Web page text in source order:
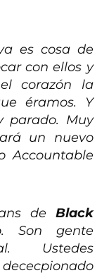
es cosa de
con ellos y
corazón la
éramos. Y
parado. Muy
un nuevo
Accountable
de Black
Son gente
Ustedes